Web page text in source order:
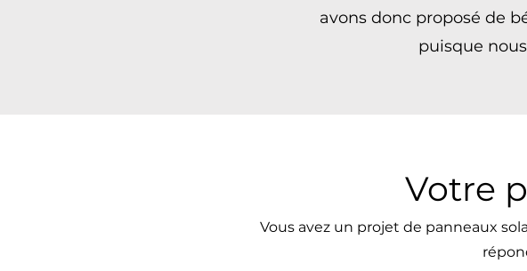
avons donc proposé de
puisque
Votre
Vous avez un projet de panneaux